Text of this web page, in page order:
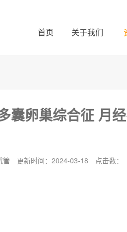
首页 关于我们
囊卵巢综合征 月
管 更新时间：2024-03-18 点击数：